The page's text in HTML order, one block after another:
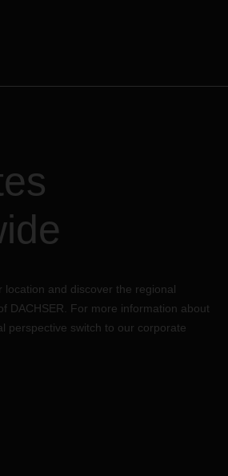
location and discover the regional
DACHSER. For more information about
perspective switch to our corporate